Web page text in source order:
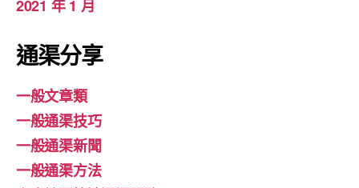
2021 年 1 月
通渠分享
一般文章類
一般通渠技巧
一般通渠新聞
一般通渠方法